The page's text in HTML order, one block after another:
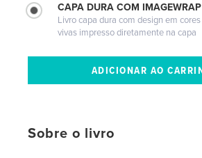
CAPA DURA COM IMAGEWRAP
Livro capa dura com design em cores
vivas impresso diretamente na capa
Sobre o livro